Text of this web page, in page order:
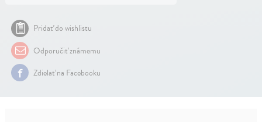
Pridať do wishlistu
Odporučiť známemu
Zdielať na Facebooku